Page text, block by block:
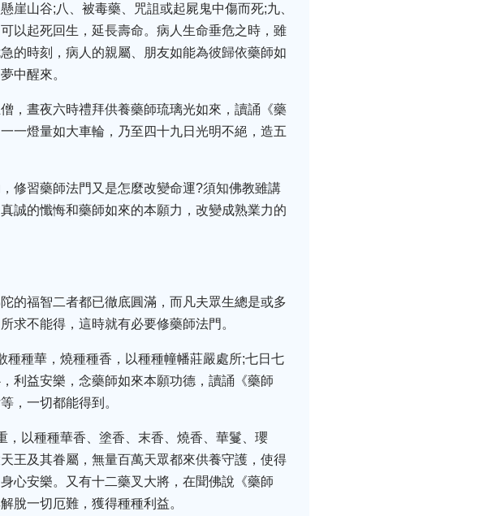
崖山谷;八、被毒藥、咒詛或起屍鬼中傷而死;九、
以起死回生，延長壽命。病人生命垂危之時，雖
的時刻，病人的親屬、朋友如能為彼歸依藥師如
中醒來。
，晝夜六時禮拜供養藥師琉璃光如來，讀誦《藥
一燈量如大車輪，乃至四十九日光明不絕，造五
修習藥師法門又是怎麼改變命運?須知佛教雖講
誠的懺悔和藥師如來的本願力，改變成熟業力的
的福智二者都已徹底圓滿，而凡夫眾生總是或多
求不能得，這時就有必要修藥師法門。
種華，燒種種香，以種種幢幡莊嚴處所;七日七
利益安樂，念藥師如來本願功德，讀誦《藥師
，一切都能得到。
以種種華香、塗香、末香、燒香、華鬘、瓔
王及其眷屬，無量百萬天眾都來供養守護，使得
心安樂。又有十二藥叉大將，在聞佛說《藥師
脫一切厄難，獲得種種利益。